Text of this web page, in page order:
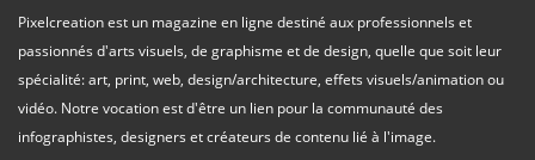
Pixelcreation est un magazine en ligne destiné aux professionnels et
passionnés d'arts visuels, de graphisme et de design, quelle que soit leur
spécialité: art, print, web, design/architecture, effets visuels/animation ou
vidéo. Notre vocation est d'être un lien pour la communauté des
infographistes, designers et créateurs de contenu lié à l'image.